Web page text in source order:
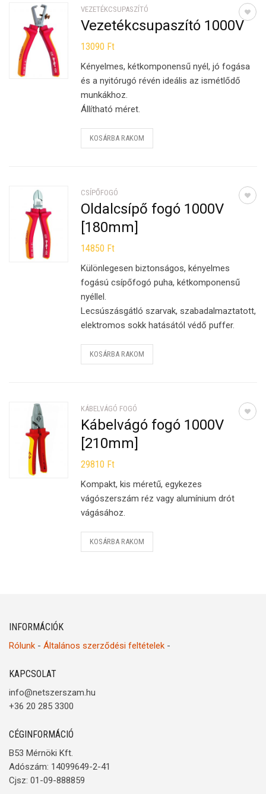
VEZETÉKCSUPASZÍTÓ
Vezetékcsupaszító 1000V
13090 Ft
Kényelmes, kétkomponensű nyél, jó fogása
és a nyitórugó révén ideális az ismétlődő
munkákhoz.
Állítható méret.
KOSÁRBA RAKOM
CSÍPŐFOGÓ
Oldalcsípő fogó 1000V
[180mm]
14850 Ft
Különlegesen biztonságos, kényelmes
fogású csípőfogó puha, kétkomponensű
nyéllel.
Lecsúszásgátló szarvak, szabadalmaztatott,
elektromos sokk hatásától védő puffer.
KOSÁRBA RAKOM
KÁBELVÁGÓ FOGÓ
Kábelvágó fogó 1000V
[210mm]
29810 Ft
Kompakt, kis méretű, egykezes
vágószerszám réz vagy alumínium drót
vágásához.
KOSÁRBA RAKOM
INFORMÁCIÓK
Rólunk - Általános szerződési feltételek -
KAPCSOLAT
info@netszerszam.hu
+36 20 285 3300
CÉGINFORMÁCIÓ
B53 Mérnöki Kft.
Adószám: 14099649-2-41
Cjsz: 01-09-888859